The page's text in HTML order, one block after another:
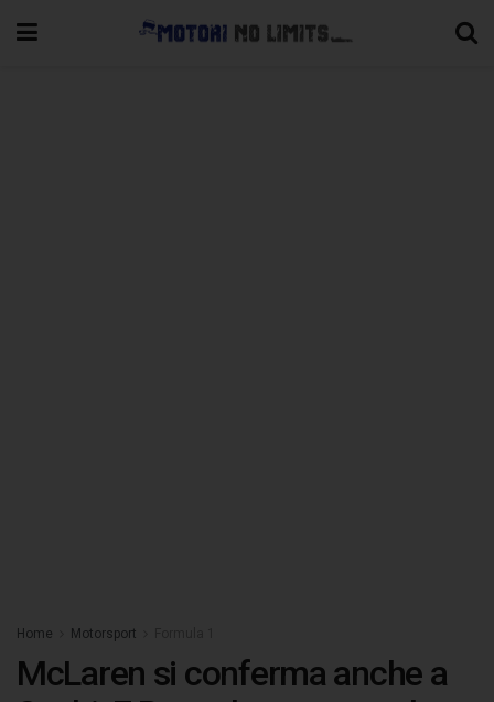
Home Motorsport
McLaren si conferma anche a